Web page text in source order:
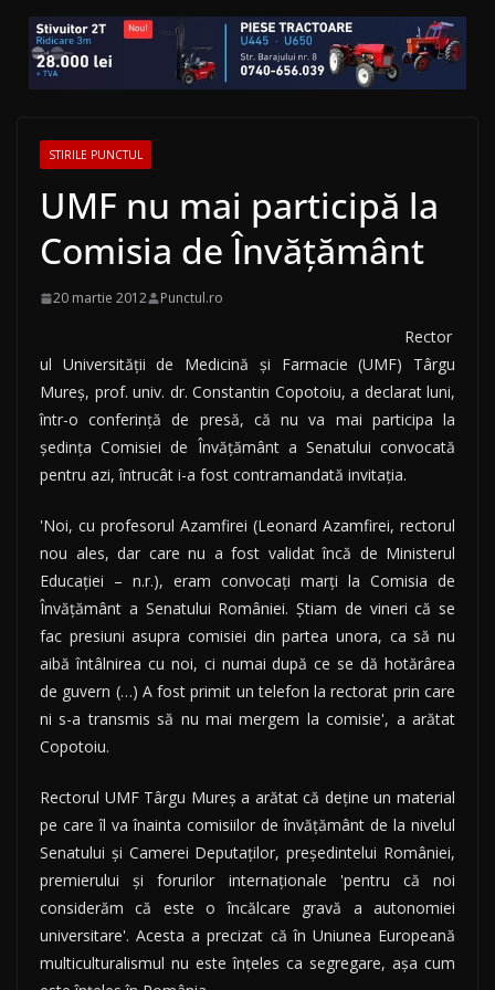
STIRILE PUNCTUL
UMF nu mai participă la
Comisia de Învățământ
20 martie 2012 Punctul.ro
Rector
ul Universităţii de Medicină şi Farmacie (UMF) Târgu
Mureş, prof. univ. dr. Constantin Copotoiu, a declarat luni,
într-o conferinţă de presă, că nu va mai participa la
şedinţa Comisiei de Învăţământ a Senatului convocată
pentru azi, întrucât i-a fost contramandată invitaţia.
'Noi, cu profesorul Azamfirei (Leonard Azamfirei, rectorul
nou ales, dar care nu a fost validat încă de Ministerul
Educaţiei – n.r.), eram convocaţi marţi la Comisia de
Învăţământ a Senatului României. Ştiam de vineri că se
fac presiuni asupra comisiei din partea unora, ca să nu
aibă întâlnirea cu noi, ci numai după ce se dă hotărârea
de guvern (…) A fost primit un telefon la rectorat prin care
ni s-a transmis să nu mai mergem la comisie', a arătat
Copotoiu.
Rectorul UMF Târgu Mureş a arătat că deţine un material
pe care îl va înainta comisiilor de învăţământ de la nivelul
Senatului şi Camerei Deputaţilor, preşedintelui României,
premierului şi forurilor internaţionale 'pentru că noi
considerăm că este o încălcare gravă a autonomiei
universitare'. Acesta a precizat că în Uniunea Europeană
multiculturalismul nu este înţeles ca segregare, aşa cum